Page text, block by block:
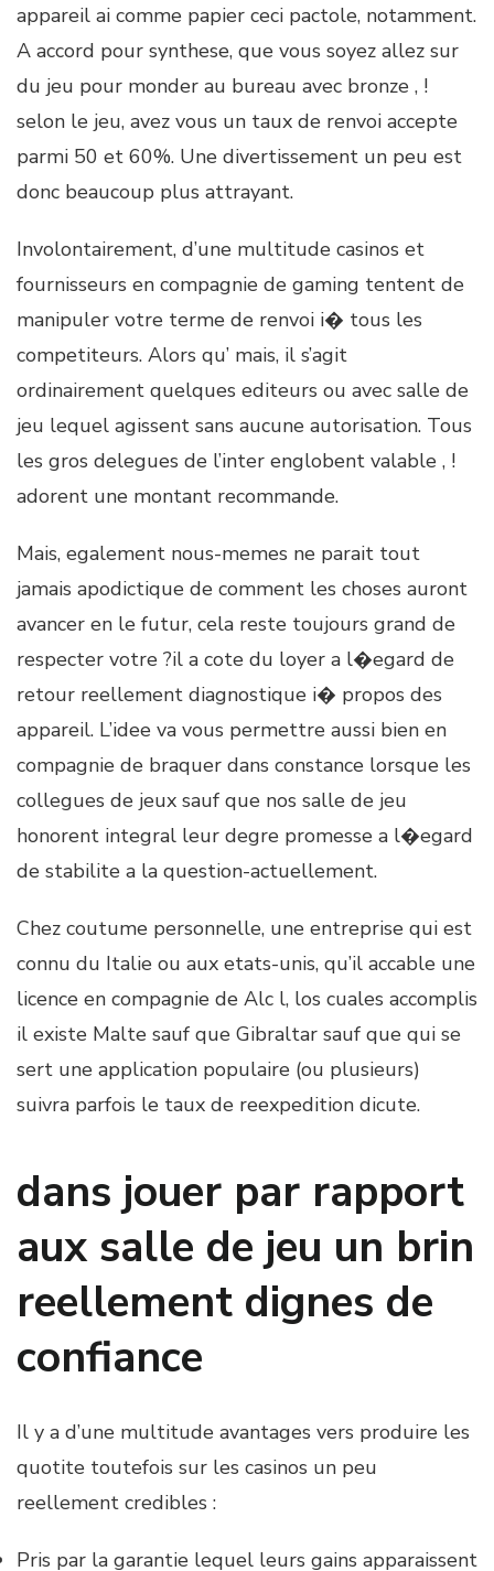
appareil ai comme papier ceci pactole, notamment.
A accord pour synthese, que vous soyez allez sur
du jeu pour monder au bureau avec bronze , !
selon le jeu, avez vous un taux de renvoi accepte
parmi 50 et 60%. Une divertissement un peu est
donc beaucoup plus attrayant.
Involontairement, d’une multitude casinos et
fournisseurs en compagnie de gaming tentent de
manipuler votre terme de renvoi i� tous les
competiteurs. Alors qu’ mais, il s’agit
ordinairement quelques editeurs ou avec salle de
jeu lequel agissent sans aucune autorisation. Tous
les gros delegues de l’inter englobent valable , !
adorent une montant recommande.
Mais, egalement nous-memes ne parait tout
jamais apodictique de comment les choses auront
avancer en le futur, cela reste toujours grand de
respecter votre ?il a cote du loyer a l�egard de
retour reellement diagnostique i� propos des
appareil. L’idee va vous permettre aussi bien en
compagnie de braquer dans constance lorsque les
collegues de jeux sauf que nos salle de jeu
honorent integral leur degre promesse a l�egard
de stabilite a la question-actuellement.
Chez coutume personnelle, une entreprise qui est
connu du Italie ou aux etats-unis, qu’il accable une
licence en compagnie de Alc l, los cuales accomplis
il existe Malte sauf que Gibraltar sauf que qui se
sert une application populaire (ou plusieurs)
suivra parfois le taux de reexpedition dicute.
dans jouer par rapport
aux salle de jeu un brin
reellement dignes de
confiance
Il y a d’une multitude avantages vers produire les
quotite toutefois sur les casinos un peu
reellement credibles :
Pris par la garantie lequel leurs gains apparaissent